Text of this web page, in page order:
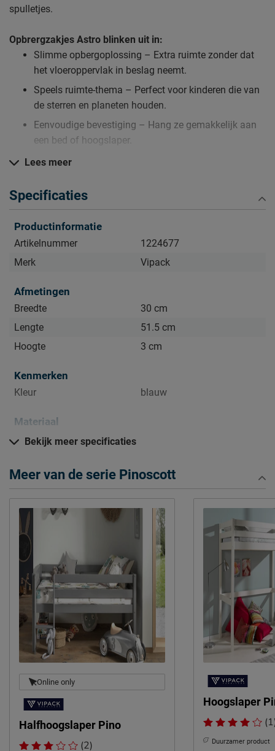
spulletjes.
Opbrergzakjes Astro blinken uit in:
Slimme opbergoplossing – Extra ruimte zonder dat
het vloeroppervlak in beslag neemt.
Speels ruimte-thema – Perfect voor kinderen die van
de sterren en planeten houden.
Eenvoudige bevestiging – Hang ze gemakkelijk aan
een bed of hoogslaper.
Zacht en stevig katoen – Duurzaam en stijlvol.
Je nieuwe opbergzakjes wil je natuurlijk zo lang mogelijk
evenals de garantie, kun je terugvinden bij het kopje ‘Goed
om te weten’.
Lees meer
Specificaties
Productinformatie
Artikelnummer
1224677
Merk
Vipack
Afmetingen
Breedte
30 cm
Lengte
51.5 cm
Hoogte
3 cm
Kenmerken
Kleur blauw
Materiaal
Materiaal
Goed om te weten
Garantie
voorwaarden
Leveranciersinformatie
Naam Vipack NV
Locatie
Meulebeeksestraat 51,
8710, Wielsbeke, België
Emailadres
sales@vipack.be
Bekijk meer specificaties
Meer van de serie Pinoscott
Online only
Halfhoogslaper Pino
(2)
Hoogslaper
Duurzamer product